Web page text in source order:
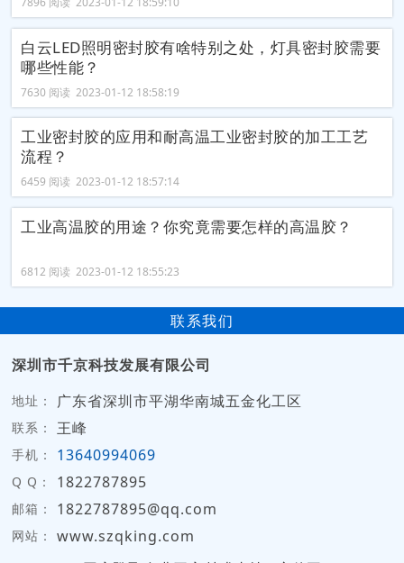
白云LED照明密封胶有啥特别之处，灯具密封胶需要
哪些性能？
7630 阅读 2023-01-12 18:58:19
工业密封胶的应用和耐高温工业密封胶的加工工艺
流程？
6459 阅读 2023-01-12 18:57:14
工业高温胶的用途？你究竟需要怎样的高温胶？
6812 阅读 2023-01-12 18:55:23
联系我们
深圳市千京科技发展有限公司
地址： 广东省深圳市平湖华南城五金化工区
联系： 王峰
手机： 13640994069
Q Q： 1822787895
邮箱： 1822787895@qq.com
网站：
www.szqking.com